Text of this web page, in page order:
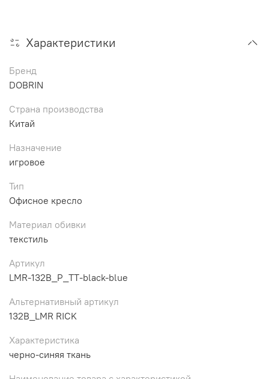
Характеристики
Бренд
DOBRIN
Страна производства
Китай
Назначение
игровое
Тип
Офисное кресло
Материал обивки
текстиль
Артикул
LMR-132B_P_TT-black-blue
Альтернативный артикул
132B_LMR RICK
Характеристика
черно-синяя ткань